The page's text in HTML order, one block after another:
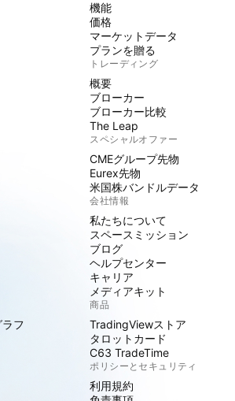
フ
機能
価格
マーケットデータ
プランを贈る
トレーディング
概要
ブローカー
ブローカー比較
The Leap
スペシャルオファー
CMEグループ先物
Eurex先物
米国株バンドルデータ
会社情報
私たちについて
スペースミッション
ブログ
ヘルプセンター
キャリア
メディアキット
商品
TradingViewストア
タロットカード
C63 TradeTime
ポリシーとセキュリティ
利用規約